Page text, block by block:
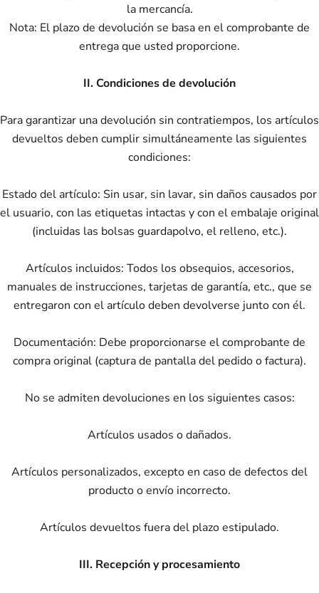
la mercancía.
Nota: El plazo de devolución se basa en el comprobante de
entrega que usted proporcione.
II. Condiciones de devolución
Para garantizar una devolución sin contratiempos, los artículos
devueltos deben cumplir simultáneamente las siguientes
condiciones:
Estado del artículo: Sin usar, sin lavar, sin daños causados ​​por
el usuario, con las etiquetas intactas y con el embalaje original
(incluidas las bolsas guardapolvo, el relleno, etc.).
Artículos incluidos: Todos los obsequios, accesorios,
manuales de instrucciones, tarjetas de garantía, etc., que se
entregaron con el artículo deben devolverse junto con él.
Documentación: Debe proporcionarse el comprobante de
compra original (captura de pantalla del pedido o factura).
No se admiten devoluciones en los siguientes casos:
Artículos usados ​​o dañados.
Artículos personalizados, excepto en caso de defectos del
producto o envío incorrecto.
Artículos devueltos fuera del plazo estipulado.
III. Recepción y procesamiento